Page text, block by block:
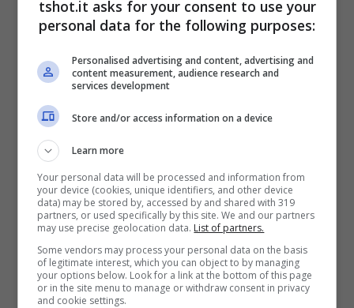
chiarire nettamente quali saranno gli obiettivi
per il prossimo futuro della sua carriera.
Djokovic, l’annuncio è
nettissimo: adesso è
davvero tutto finito
Niente ricerca spasmodica della vittoria ad
ogni torneo ATP, ma
Djokovicsto giro vuole
divertirsi e migliorare il suo Tennis (anche in
vista delle Olimpiadi), aspetto chiarito
tshot.it asks for your consent to use your
personal data for the following purposes:
Personalised advertising and content, advertising and
content measurement, audience research and
services development
Store and/or access information on a device
Learn more
Your personal data will be processed and information from
your device (cookies, unique identifiers, and other device
data) may be stored by, accessed by and shared with 319
partners, or used specifically by this site. We and our partners
may use precise geolocation data. List of partners.
Some vendors may process your personal data on the basis
of legitimate interest, which you can object to by managing
your options below. Look for a link at the bottom of this page
or in the site menu to manage or withdraw consent in privacy
and cookie settings.